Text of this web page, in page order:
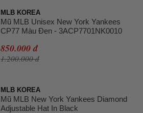
MLB KOREA
Mũ MLB Unisex New York Yankees
CP77 Màu Đen - 3ACP7701NK0010
850.000 đ
1.200.000 đ
MLB KOREA
Mũ MLB New York Yankees Diamond
Adjustable Hat In Black